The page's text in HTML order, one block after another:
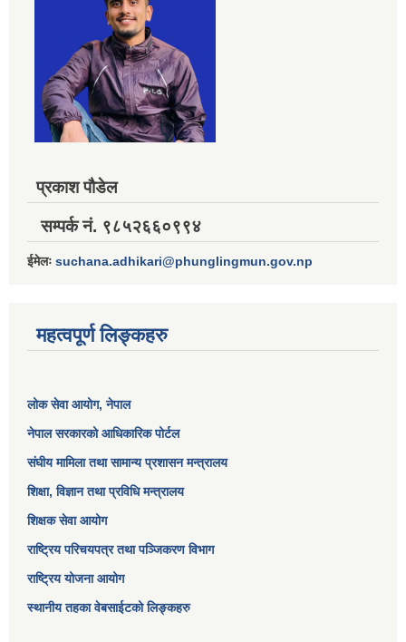
प्रकाश पौडेल
सम्पर्क नं. ९८५२६६०९९४
ईमेलः suchana.adhikari@phunglingmun.gov.np
महत्वपूर्ण लिङ्कहरु
लोक सेवा आयोग, नेपाल
नेपाल सरकारको आधिकारिक पोर्टल
संघीय मामिला तथा सामान्य प्रशासन मन्त्रालय
शिक्षा, विज्ञान तथा प्रविधि मन्त्रालय
शिक्षक सेवा आयोग
राष्ट्रिय परिचयपत्र तथा पञ्जिकरण विभाग
राष्ट्रिय योजना आयोग
स्थानीय तहका वेबसाईटको लिङ्कहरु